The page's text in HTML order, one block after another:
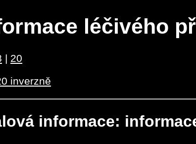
léčivého
| 20
inverzně
informace: